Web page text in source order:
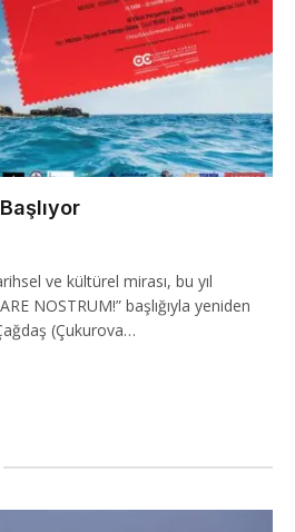
ve kültürel mirası, bu yıl
NOSTRUM!” başlığıyla yeniden
(Çukurova…